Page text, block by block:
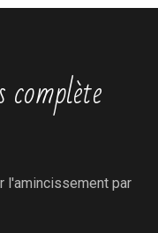
l'amincissement par